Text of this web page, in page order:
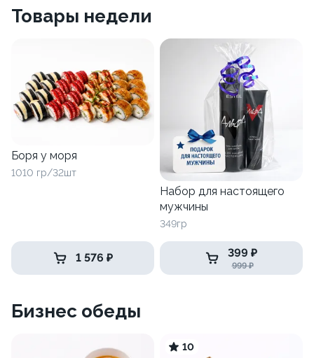
Товары недели
Боря у моря
1010 гр/32шт
1 576 ₽
Набор для настоящего
мужчины
349гр
399 ₽
999 ₽
Бизнес обеды
10